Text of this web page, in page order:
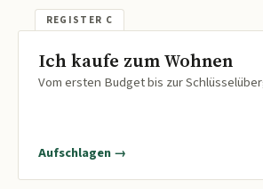
Ich kaufe zum Wohnen
Vom ersten Budget bis zur
Aufschlagen →